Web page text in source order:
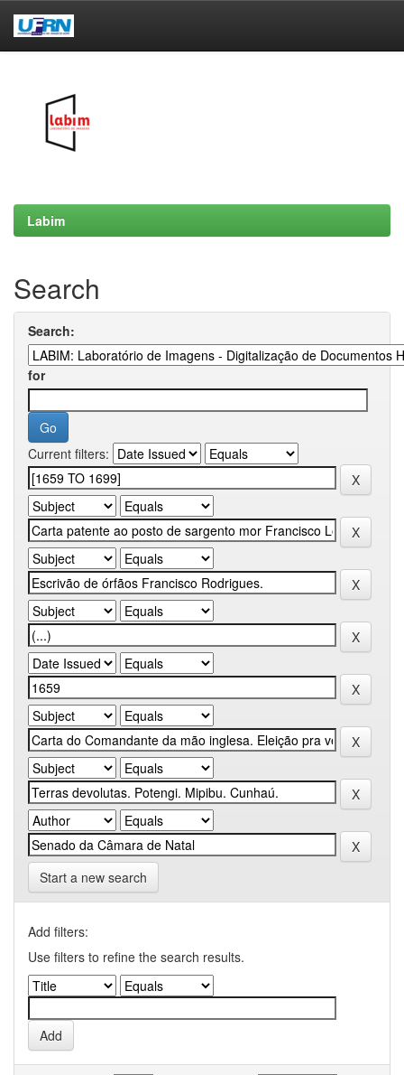
Labim
Search
Search:
for
Current filters:
Start a new search
Add filters:
Use filters to refine the search results.